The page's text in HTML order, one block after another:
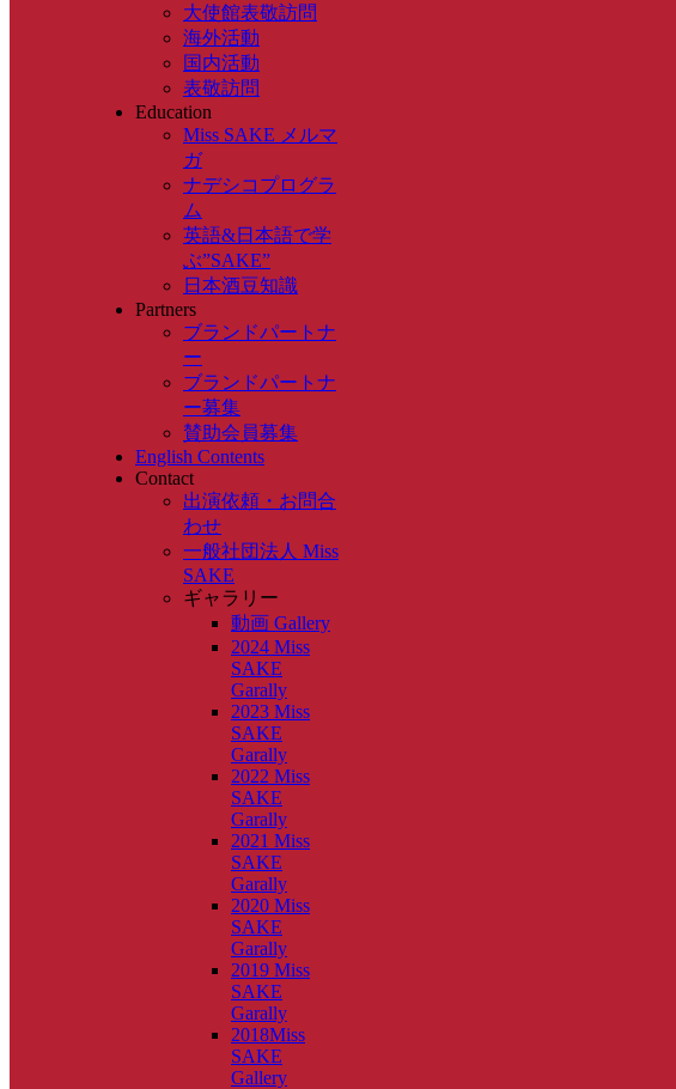
大使館表敬訪問
海外活動
国内活動
表敬訪問
Education
Miss SAKE メルマ
ガ
ナデシコプログラ
ム
英語&日本語で学
ぶ”SAKE”
日本酒豆知識
Partners
ブランドパートナ
ー
ブランドパートナ
ー募集
賛助会員募集
English Contents
Contact
出演依頼・お問合
わせ
一般社団法人 Miss
SAKE
ギャラリー
動画 Gallery
2024 Miss
SAKE
Garally
2023 Miss
SAKE
Garally
2022 Miss
SAKE
Garally
2021 Miss
SAKE
Garally
2020 Miss
SAKE
Garally
2019 Miss
SAKE
Garally
2018Miss
SAKE
Gallery